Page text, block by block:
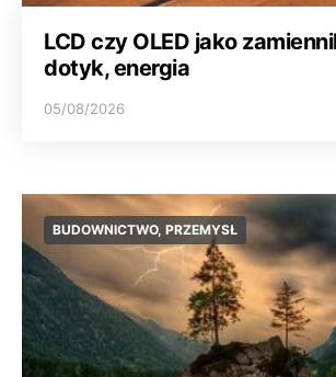
LCD czy OLED jako
dotyk, energia
05/08/2026
BUDOWNICTWO, PRZEMYSŁ